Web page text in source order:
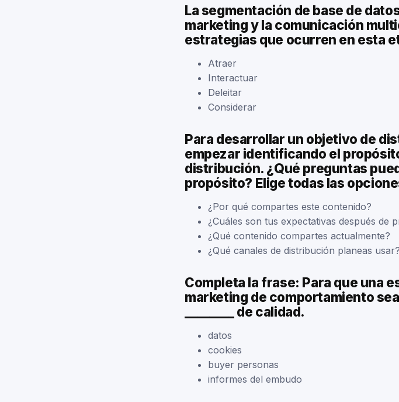
La segmentación de base de
marketing y la comunicación
estrategias que ocurren en esta
Atraer
Interactuar
Deleitar
Considerar
Para desarrollar un objetivo de
empezar identificando el
distribución. ¿Qué preguntas
propósito? Elige todas las
¿Por qué compartes este contenido?
¿Cuáles son tus expectativas después de
¿Qué contenido compartes actualmente?
¿Qué canales de distribución planeas usar?
Completa la frase: Para que una
marketing de comportamiento
________ de calidad.
datos
cookies
buyer personas
informes del embudo